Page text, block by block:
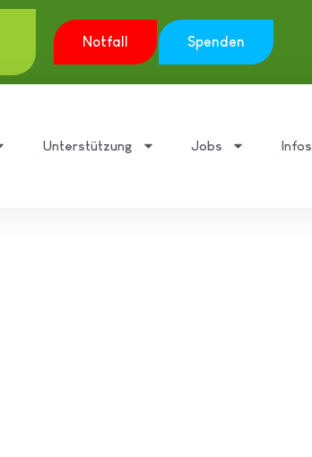
Notfall Spenden
Unterstützung Jobs Infos